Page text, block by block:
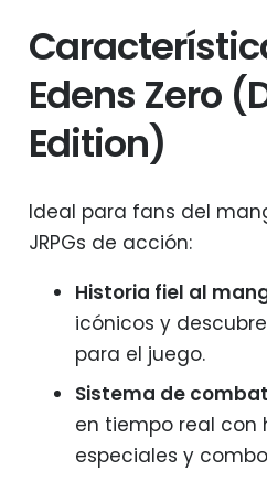
Edens Zero
Edition)
Ideal para fans del
JRPGs de acción:
Historia fiel al
icónicos y
para el juego.
Sistema de
en tiempo real con
especiales y